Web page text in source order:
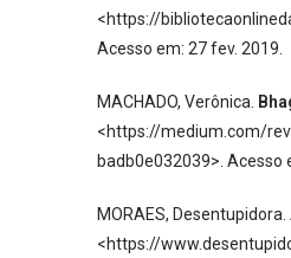
<https://
Acesso em: 27 fev. 2019.
MACHADO, Verônica.
<https://medium.com/
badb0e032039>. Acesso
MORAES, Desentupidora.
<https://